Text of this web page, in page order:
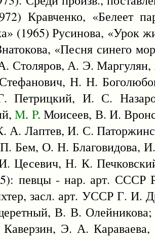
Кравченко, «Белеет
(1965) Русинова, «Урок
«Песня синего
Столяров, А. Э.
Н. Н.
Петрицкий, И. С.
M. P. Моисеев, В. И.
А. Лаптев, И. С.
Бем, О. Н. Благовидова,
Цесевич, Н. К.
певцы - нар. арт.
засл. арт. УССР Г. И.
В. В. Олейникова;
Э. А.